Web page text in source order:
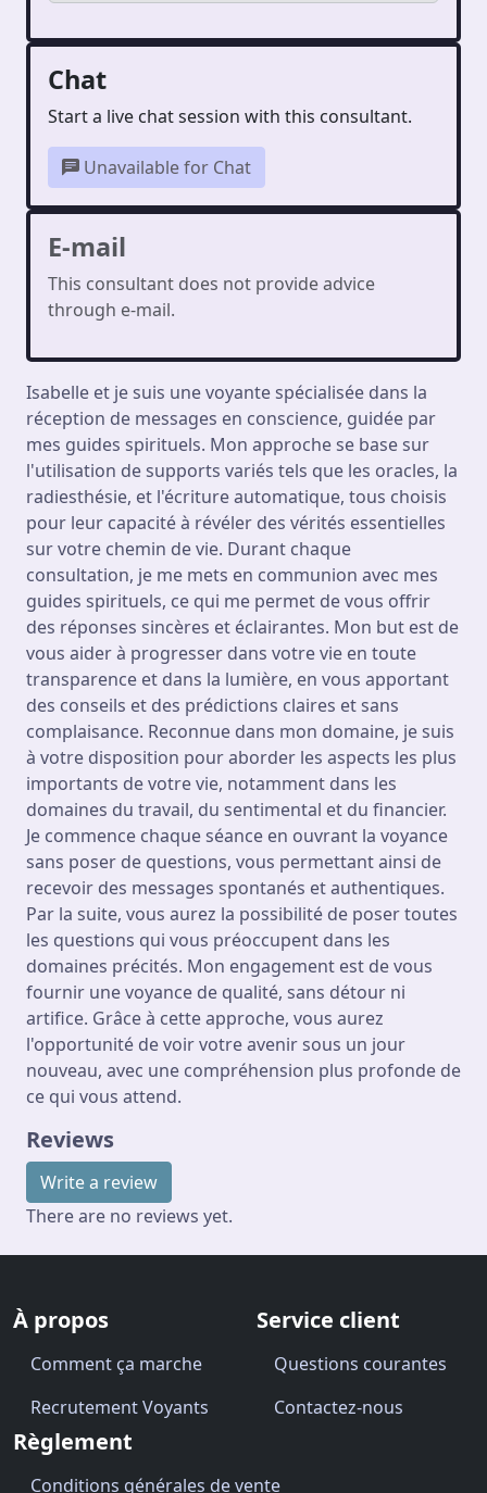
Chat
Start a live chat session with this consultant.
Unavailable for Chat
E-mail
This consultant does not provide advice
through e-mail.
Isabelle et je suis une voyante spécialisée dans la
réception de messages en conscience, guidée par
mes guides spirituels. Mon approche se base sur
l'utilisation de supports variés tels que les oracles, la
radiesthésie, et l'écriture automatique, tous choisis
pour leur capacité à révéler des vérités essentielles
sur votre chemin de vie. Durant chaque
consultation, je me mets en communion avec mes
guides spirituels, ce qui me permet de vous offrir
des réponses sincères et éclairantes. Mon but est de
vous aider à progresser dans votre vie en toute
transparence et dans la lumière, en vous apportant
des conseils et des prédictions claires et sans
complaisance. Reconnue dans mon domaine, je suis
à votre disposition pour aborder les aspects les plus
importants de votre vie, notamment dans les
domaines du travail, du sentimental et du financier.
Je commence chaque séance en ouvrant la voyance
sans poser de questions, vous permettant ainsi de
recevoir des messages spontanés et authentiques.
Par la suite, vous aurez la possibilité de poser toutes
les questions qui vous préoccupent dans les
domaines précités. Mon engagement est de vous
fournir une voyance de qualité, sans détour ni
artifice. Grâce à cette approche, vous aurez
l'opportunité de voir votre avenir sous un jour
nouveau, avec une compréhension plus profonde de
ce qui vous attend.
Reviews
Write a review
There are no reviews yet.
À propos
Comment ça marche
Recrutement Voyants
Service client
Questions courantes
Contactez-nous
Règlement
Conditions générales de vente